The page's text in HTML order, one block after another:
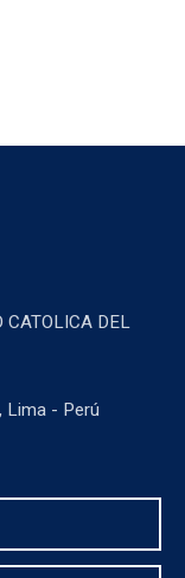
DEL
Lima - Perú